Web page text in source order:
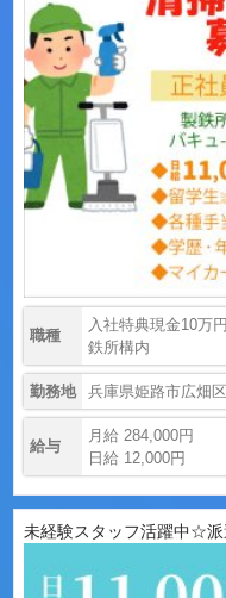
職種
入社特典現金10万
鉄所構内
勤務地 兵庫県姫路市広畑
給与
月給 284,000円
日給 12,000円
未経験スタッフ活躍中☆派